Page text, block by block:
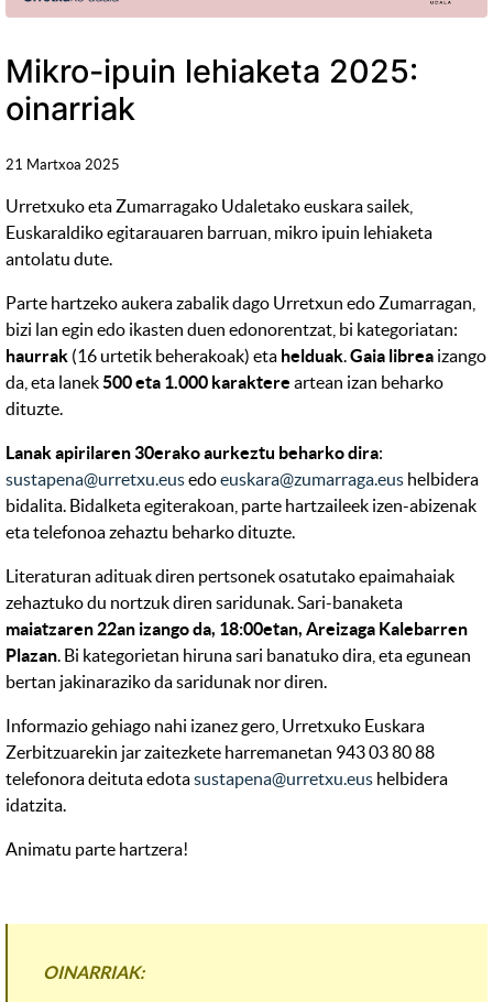
Mikro-ipuin lehiaketa 2025:
oinarriak
21 Martxoa 2025
Urretxuko eta Zumarragako Udaletako euskara sailek,
Euskaraldiko egitarauaren barruan, mikro ipuin lehiaketa
antolatu dute.
Parte hartzeko aukera zabalik dago Urretxun edo Zumarragan,
bizi lan egin edo ikasten duen edonorentzat, bi kategoriatan:
haurrak (16 urtetik beherakoak) eta helduak.Gaia librea izango
da, eta lanek500 eta 1.000 karaktere artean izan beharko
dituzte.
Lanak apirilaren 30erako aurkeztu beharko dira:
sustapena@urretxu.eusedoeuskara@zumarraga.eus helbidera
bidalita. Bidalketa egiterakoan, parte hartzaileek izen-abizenak
eta telefonoa zehaztu beharko dituzte.
Literaturan adituak diren pertsonek osatutako epaimahaiak
zehaztuko du nortzuk diren saridunak. Sari-banaketa
maiatzaren 22an izango da, 18:00etan, Areizaga Kalebarren
Plazan. Bi kategorietan hiruna sari banatuko dira, eta egunean
bertan jakinaraziko da saridunak nor diren.
Informazio gehiago nahi izanez gero, Urretxuko Euskara
Zerbitzuarekin jar zaitezkete harremanetan 943 03 80 88
telefonora deituta edotasustapena@urretxu.eus helbidera
idatzita.
Animatu parte hartzera!
OINARRIAK: